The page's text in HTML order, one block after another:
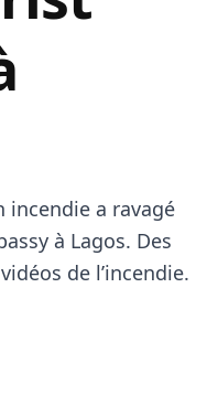
incendie a ravagé
à Lagos. Des
de l’incendie.